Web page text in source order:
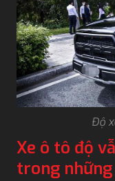
Độ
Xe ô tô độ
trong